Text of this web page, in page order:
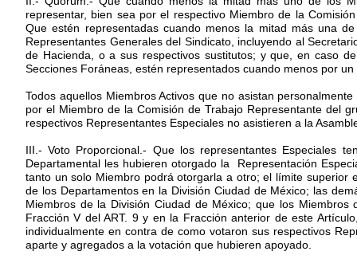
representar, bien sea por el respectivo Miembro de la
Que estén representadas cuando menos la mitad más una
Representantes Generales del Sindicato, incluyendo al
de Hacienda, o a sus respectivos sustitutos; y que, en caso
Secciones Foráneas, estén representados cuando menos por
Todos aquellos Miembros Activos que no asistan
por el Miembro de la Comisión de Trabajo Representante del
respectivos Representantes Especiales no asistieren a la
III.- Voto Proporcional.- Que los representantes Especiales
Departamental les hubieren otorgado la Representación
tanto un solo Miembro podrá otorgarla a otro; el límite superior
de los Departamentos en la División Ciudad de México; las
Miembros de la División Ciudad de México; que los
Fracción V del ART. 9 y en la Fracción anterior de este
individualmente en contra de como votaron sus respectivos
aparte y agregados a la votación que hubieren apoyado.